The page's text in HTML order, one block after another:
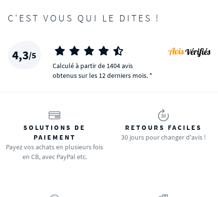
C'EST VOUS QUI LE DITES !
4,3/5
Calculé à partir de 1404 avis
obtenus sur les 12 derniers mois. *
SOLUTIONS DE
PAIEMENT
Payez vos achats en plusieurs fois
en CB, avec PayPal etc.
RETOURS FACILES
30 jours pour changer d'avis !